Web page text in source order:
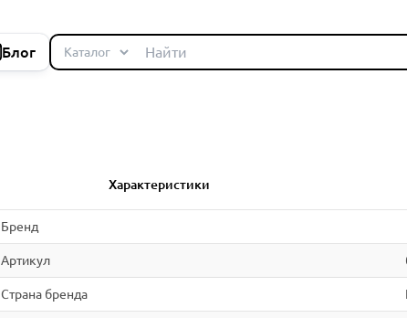
Блог
Характеристики
Бренд
Артикул
Страна бренда